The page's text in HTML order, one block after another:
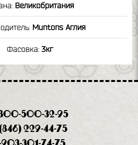
Великобритания
Muntons Аглия
Фасовка: 3кг
500-32-95
229-44-75